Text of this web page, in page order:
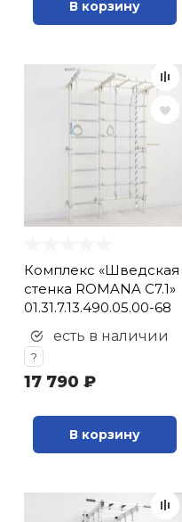
В корзину
Комплекс «Шведская
стенка ROMANA С7.1»
01.31.7.13.490.05.00-68
есть в наличии
?
17 790 ₽
В корзину